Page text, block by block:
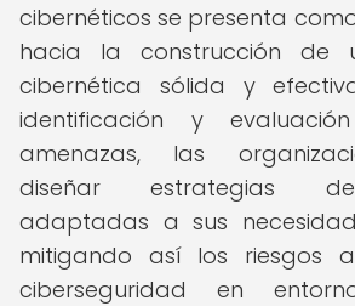
cibernéticos se presenta
hacia la construcción de
cibernética sólida y
identificación y
amenazas, las
diseñar estrategias
adaptadas a sus
mitigando así los riesgos
ciberseguridad en